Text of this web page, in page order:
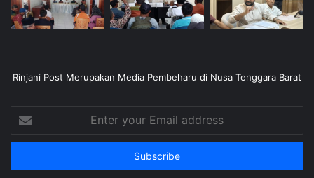
Rinjani Post Merupakan Media Pembeharu di Nusa Tenggara Barat
your
Email